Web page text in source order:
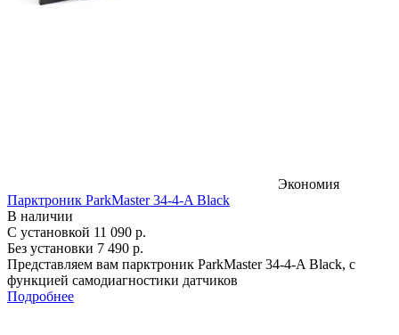
Экономия
Парктроник ParkMaster 34-4-A Black
В наличии
С установкой 11 090 р.
Без установки 7 490 р.
Представляем вам парктроник ParkMaster 34-4-A Black, с
функцией самодиагностики датчиков
Подробнее